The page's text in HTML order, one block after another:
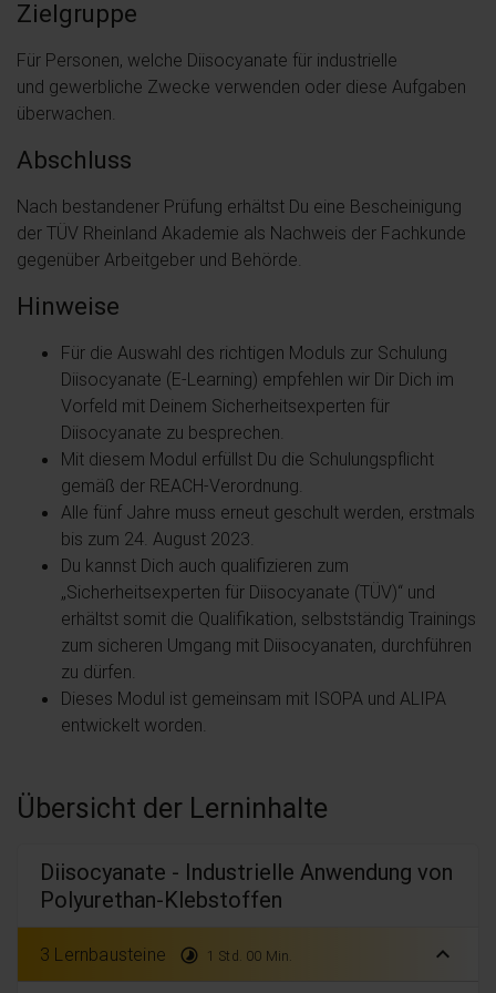
Zielgruppe
Für Personen, welche Diisocyanate für industrielle
und gewerbliche Zwecke verwenden oder diese Aufgaben
überwachen.
Abschluss
Nach bestandener Prüfung erhältst Du eine Bescheinigung
der TÜV Rheinland Akademie als Nachweis der Fachkunde
gegenüber Arbeitgeber und Behörde.
Hinweise
Für die Auswahl des richtigen Moduls zur Schulung
Diisocyanate (E-Learning) empfehlen wir Dir Dich im
Vorfeld mit Deinem Sicherheitsexperten für
Diisocyanate zu besprechen.
Mit diesem Modul erfüllst Du die Schulungspflicht
gemäß der REACH-Verordnung.
Alle fünf Jahre muss erneut geschult werden, erstmals
bis zum 24. August 2023.
Du kannst Dich auch qualifizieren zum
„Sicherheitsexperten für Diisocyanate (TÜV)“ und
erhältst somit die Qualifikation, selbstständig Trainings
zum sicheren Umgang mit Diisocyanaten, durchführen
zu dürfen.
Dieses Modul ist gemeinsam mit ISOPA und ALIPA
entwickelt worden.
Übersicht der Lerninhalte
Diisocyanate - Industrielle Anwendung von
Polyurethan-Klebstoffen
3 Lernbausteine timelapse 1 Std. 00 Min. expand_less